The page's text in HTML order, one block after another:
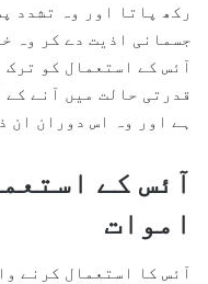
رکھ پاتا اور وہ تشدد
جسمانی اذیت دے کر وہ
آئس کے استعمال کو
قدرتی حالت میں آنے
ہے اور وہ اس دوران ان
آئس کے
اموات